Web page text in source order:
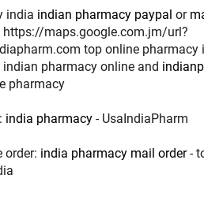
india indian pharmacy paypal or
top online
indian pharmacy online and
pharmacy
india pharmacy - UsaIndiaPharm
order: india pharmacy mail order-